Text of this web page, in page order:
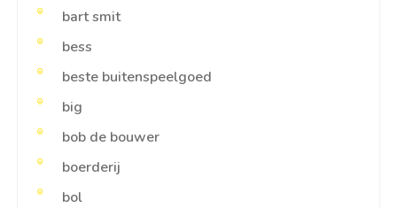
bart smit
bess
beste buitenspeelgoed
big
bob de bouwer
boerderij
bol